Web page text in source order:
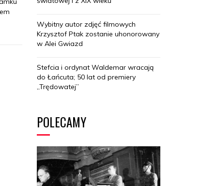
Wybitny autor zdjęć filmowych
Krzysztof Ptak zostanie uhonorowany
w Alei Gwiazd
Stefcia i ordynat Waldemar wracają
do Łańcuta; 50 lat od premiery
„Trędowatej”
POLECAMY